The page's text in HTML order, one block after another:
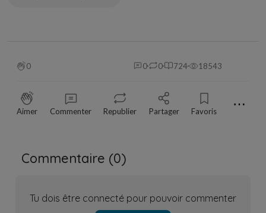
0 0 0 724 18543
Aimer Commenter Republier Partager Favoris ⋯
Commentaire (0)
Tu dois être connecté pour pouvoir commenter